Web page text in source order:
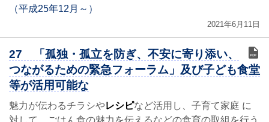
（平成25年12月～）
2021年6月11日
27 「孤独・孤立を防ぎ、不安に寄り添い、
つながるための緊急フォーラム」及び子ども食堂
等が活用可能な
魅力が伝わるチラシやレシピなど活用し、子育て家庭 に